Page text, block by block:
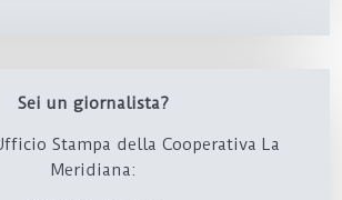
Sei un giornalista?
Stampa della Cooperativa La
Meridiana: